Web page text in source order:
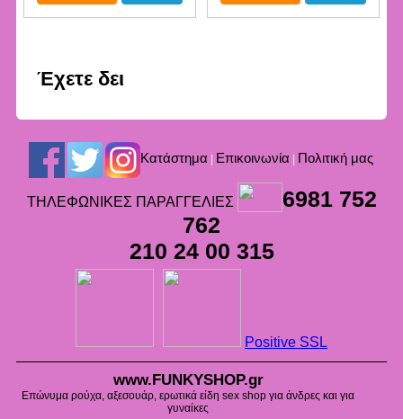
Έχετε δει
Kατάστημα Επικοινωνία Πολιτική μας
ΤΗΛΕΦΩΝΙΚΕΣ ΠΑΡΑΓΓΕΛΙΕΣ
6981 752
762
210 24 00 315
Positive SSL
www.FUNKYSHOP.gr
Επώνυμα ρούχα, αξεσουάρ, ερωτικά είδη sex shop για άνδρες και για
γυναίκες